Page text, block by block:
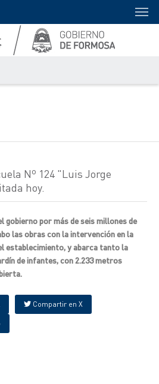
Nº 124 "Luis Jorge
hoy.
gobierno por más de seis millones de
las obras con la intervención en la
establecimiento, y abarca tanto la
de infantes, con 2.233 metros
Compartir en X